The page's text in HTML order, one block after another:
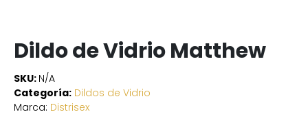
Dildo de Vidrio Matthew
SKU: N/A
Categoría: Dildos de Vidrio
Marca: Distrisex